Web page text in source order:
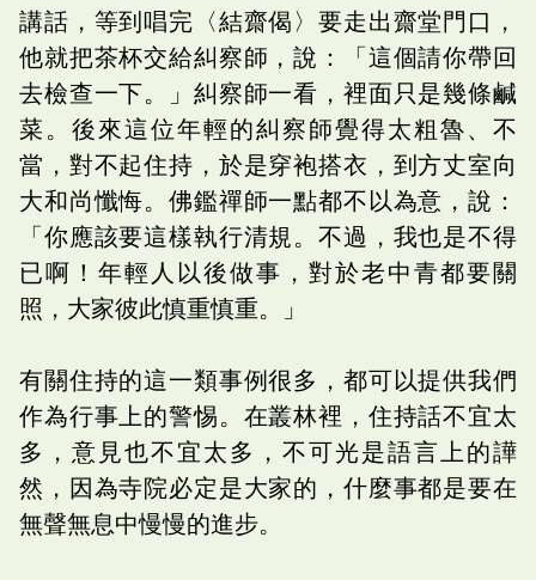
講話，等到唱完〈結齋偈〉要走出齋堂門口，
他就把茶杯交給糾察師，說：「這個請你帶回
去檢查一下。」糾察師一看，裡面只是幾條鹹
菜。後來這位年輕的糾察師覺得太粗魯、不
當，對不起住持，於是穿袍搭衣，到方丈室向
大和尚懺悔。佛鑑禪師一點都不以為意，說：
「你應該要這樣執行清規。不過，我也是不得
已啊！年輕人以後做事，對於老中青都要關
照，大家彼此慎重慎重。」
有關住持的這一類事例很多，都可以提供我們
作為行事上的警惕。在叢林裡，住持話不宜太
多，意見也不宜太多，不可光是語言上的譁
然，因為寺院必定是大家的，什麼事都是要在
無聲無息中慢慢的進步。